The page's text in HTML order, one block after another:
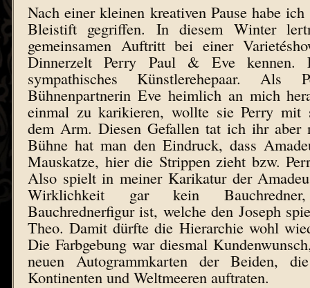
Nach einer kleinen kreativen Pause habe
Bleistift gegriffen. In diesem Winter
gemeinsamen Auftritt bei einer
Dinnerzelt Perry Paul & Eve kennen.
sympathisches Künstlerehepaar. Als
Bühnenpartnerin Eve heimlich an mich
einmal zu karikieren, wollte sie Perry mit
dem Arm. Diesen Gefallen tat ich ihr aber
Bühne hat man den Eindruck, dass
Mauskatze, hier die Strippen zieht bzw.
Also spielt in meiner Karikatur der
Wirklichkeit gar kein
Bauchrednerfigur ist, welche den Joseph
Theo. Damit dürfte die Hierarchie wohl
Die Farbgebung war diesmal
neuen Autogrammkarten der Beiden,
Kontinenten und Weltmeeren auftraten.